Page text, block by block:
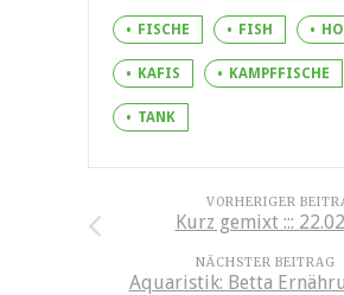
FISCHE FISH
KAFIS KAMPFFISCHE
TANK
VORHERIGER
Kurz gemixt :::
NÄCHSTER BEITRAG
Aquaristik: Betta